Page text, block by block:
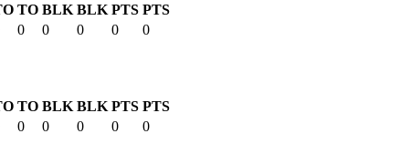
TO BLK BLK PTS PTS
0 0 0 0 0
TO BLK BLK PTS PTS
0 0 0 0 0